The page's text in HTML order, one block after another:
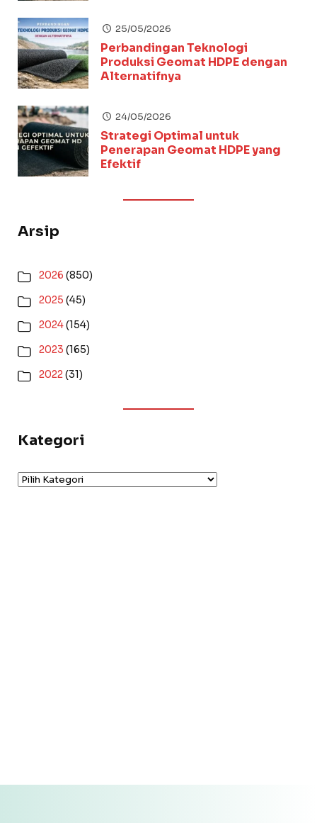
25/05/2026
Perbandingan Teknologi
Produksi Geomat HDPE dengan
Alternatifnya
24/05/2026
Strategi Optimal untuk
Penerapan Geomat HDPE yang
Efektif
Arsip
2026 (850)
2025 (45)
2024(154)
2023 (165)
2022(31)
Kategori
Kategori